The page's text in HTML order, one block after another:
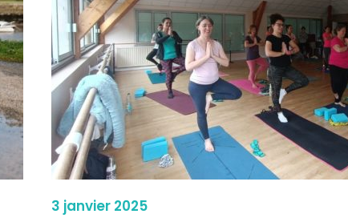
3 janvier 2025